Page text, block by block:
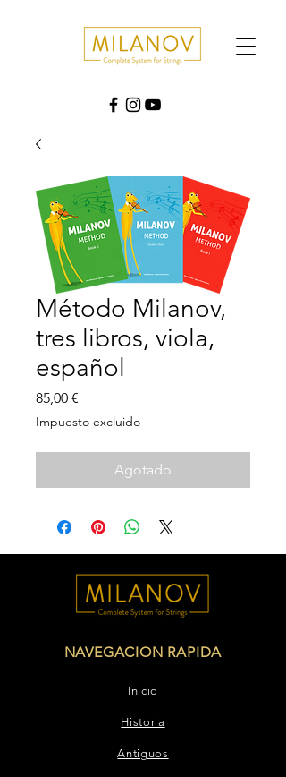
Método Milanov,
tres libros, viola,
español
85,00 €
Impuesto excluido
Agotado
NAVEGACION RAPIDA
Inicio
Historia
Antiguos